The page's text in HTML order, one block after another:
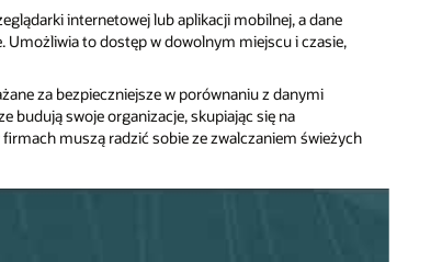
internetowej lub aplikacji mobilnej, a dane
Umożliwia to dostęp w dowolnym miejscu i czasie,
za bezpieczniejsze w porównaniu z danymi
budują swoje organizacje, skupiając się na
muszą radzić sobie ze zwalczaniem świeżych